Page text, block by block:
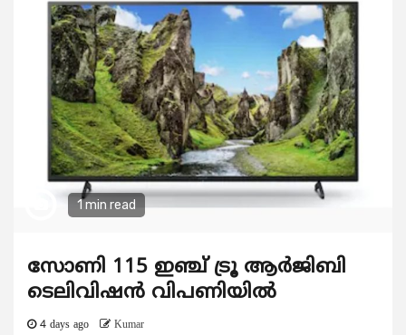
1 min read
സോണി 115 ഇഞ്ച് ട്രൂ ആർജിബി
ടെലിവിഷൻ വിപണിയിൽ
4 days ago Kumar